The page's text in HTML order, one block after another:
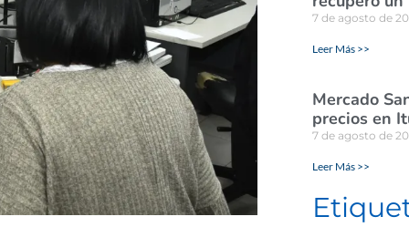
7 de agosto de
Leer Más >>
Mercado
precios en
7 de agosto de
Leer Más >>